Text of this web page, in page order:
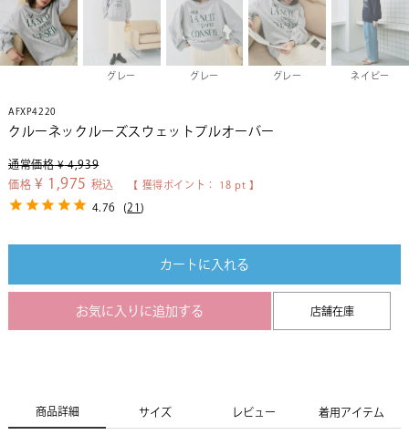
グレー グレー グレー ネイビー
AFXP4220
クルーネックルーズスウェットプルオーバー
通常価格 ¥ 4,939
価格 ¥ 1,975 税込 【 獲得ポイント： 18 pt 】
4.76 (21)
カートに入れる
お気に入りに追加する 店舗在庫
商品詳細 サイズ レビュー 着用アイテム